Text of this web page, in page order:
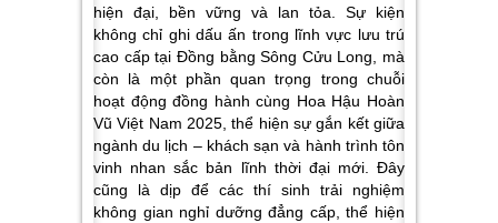
hiện đại, bền vững và lan tỏa. Sự kiện
không chỉ ghi dấu ấn trong lĩnh vực lưu trú
cao cấp tại Đồng bằng Sông Cửu Long, mà
còn là một phần quan trọng trong chuỗi
hoạt động đồng hành cùng Hoa Hậu Hoàn
Vũ Việt Nam 2025, thể hiện sự gắn kết giữa
ngành du lịch – khách sạn và hành trình tôn
vinh nhan sắc bản lĩnh thời đại mới. Đây
cũng là dịp để các thí sinh trải nghiệm
không gian nghỉ dưỡng đẳng cấp, thể hiện